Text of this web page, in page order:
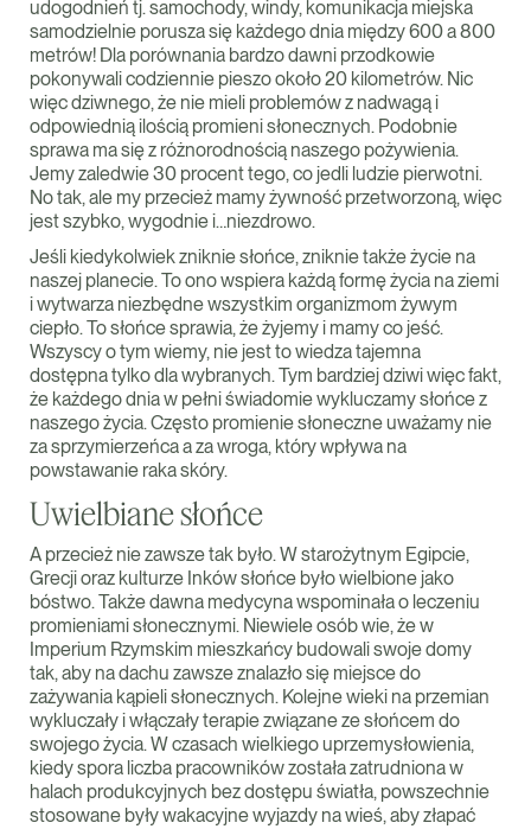
udogodnień tj. samochody, windy, komunikacja miejska
samodzielnie porusza się każdego dnia między 600 a 800
metrów! Dla porównania bardzo dawni przodkowie
pokonywali codziennie pieszo około 20 kilometrów. Nic
więc dziwnego, że nie mieli problemów z nadwagą i
odpowiednią ilością promieni słonecznych. Podobnie
sprawa ma się z różnorodnością naszego pożywienia.
Jemy zaledwie 30 procent tego, co jedli ludzie pierwotni.
No tak, ale my przecież mamy żywność przetworzoną, więc
jest szybko, wygodnie i…niezdrowo.
Jeśli kiedykolwiek zniknie słońce, zniknie także życie na
naszej planecie. To ono wspiera każdą formę życia na ziemi
i wytwarza niezbędne wszystkim organizmom żywym
ciepło. To słońce sprawia, że żyjemy i mamy co jeść.
Wszyscy o tym wiemy, nie jest to wiedza tajemna
dostępna tylko dla wybranych. Tym bardziej dziwi więc fakt,
że każdego dnia w pełni świadomie wykluczamy słońce z
naszego życia. Często promienie słoneczne uważamy nie
za sprzymierzeńca a za wroga, który wpływa na
powstawanie raka skóry.
Uwielbiane słońce
A przecież nie zawsze tak było. W starożytnym Egipcie,
Grecji oraz kulturze Inków słońce było wielbione jako
bóstwo. Także dawna medycyna wspominała o leczeniu
promieniami słonecznymi. Niewiele osób wie, że w
Imperium Rzymskim mieszkańcy budowali swoje domy
tak, aby na dachu zawsze znalazło się miejsce do
zażywania kąpieli słonecznych. Kolejne wieki na przemian
wykluczały i włączały terapie związane ze słońcem do
swojego życia. W czasach wielkiego uprzemysłowienia,
kiedy spora liczba pracowników została zatrudniona w
halach produkcyjnych bez dostępu światła, powszechnie
stosowane były wakacyjne wyjazdy na wieś, aby złapać